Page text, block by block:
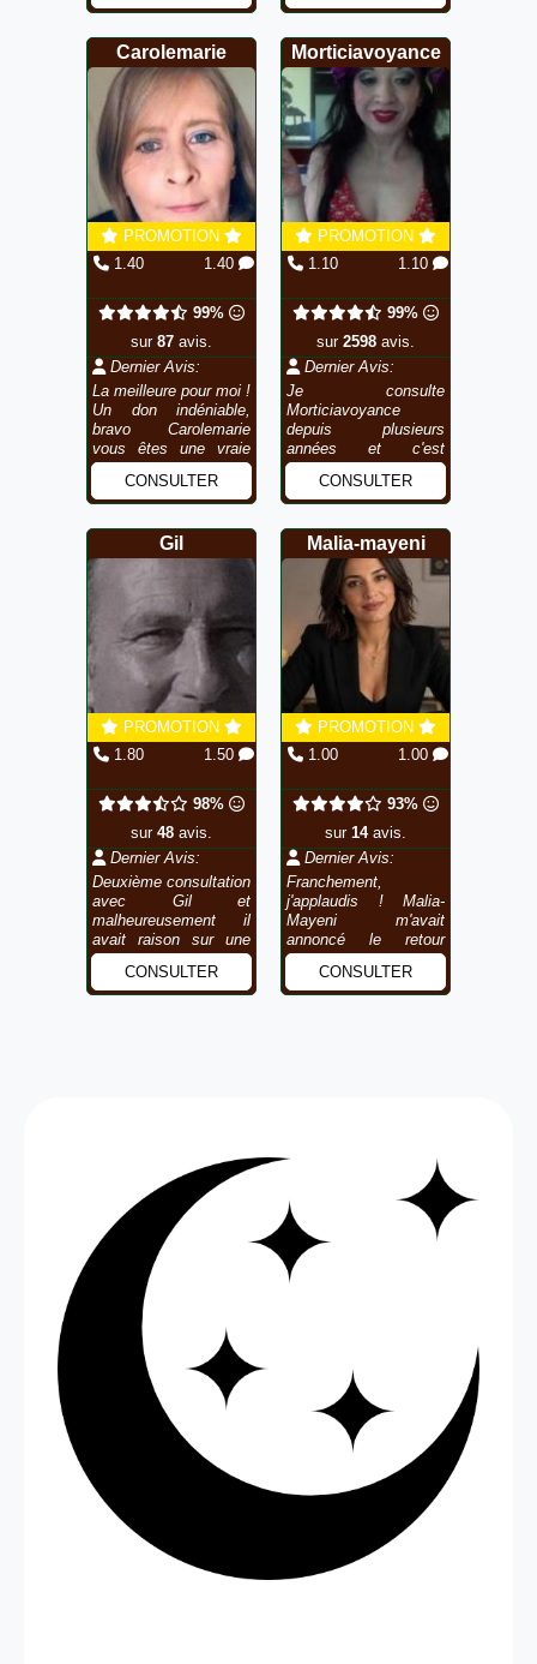
juste, avec un brin
d'humour qui met tout
de su...
Carolemarie
PROMOTION
1.40
1.40
99%
sur 87 avis.
Dernier Avis:
La meilleure pour moi !
Un don indéniable,
bravo Carolemarie
vous êtes une vraie
médium.
CONSULTER
Morticiavoyance
PROMOTION
1.10
1.10
99%
sur 2598 avis.
Dernier Avis:
Je consulte
Morticiavoyance
depuis plusieurs
années et c'est
toujours un plaisir.
Beaucoup de justesse
dans ses analyses et
des échanges riches,
constructifs...
CONSULTER
Gil
PROMOTION
1.80
1.50
98%
sur 48 avis.
Dernier Avis:
Deuxième consultation
avec Gil et
malheureusement il
avait raison sur une
partie des prédictions.
Pour la suite, il faut
attendre un peu mais
CONSULTER
Malia-mayeni
PROMOTION
1.00
1.00
93%
sur 14avis.
Dernier Avis:
Franchement,
j'applaudis ! Malia-
Mayeni m'avait
annoncé le retour
d'une personne en
particulier et, à peine
un mois 1/2 après,
CONSULTER